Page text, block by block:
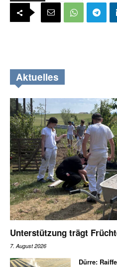
Aktuelles
Unterstützung trägt
7. August 2026
Dürre: